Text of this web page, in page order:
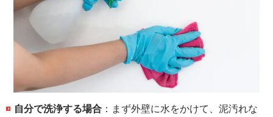
自分で洗浄する場合 ：まず外壁に水をかけて、泥汚れな